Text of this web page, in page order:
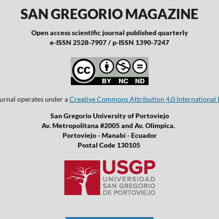
SAN GREGORIO MAGAZINE
Open access scientific journal published quarterly
e-ISSN 2528-7907 / p-ISSN 1390-7247
operates under aCreative Commons Attribution 4.0 International
San Gregorio University of Portoviejo
Av. Metropolitana #2005 and Av. Olimpica.
Portoviejo - Manabí - Ecuador
Postal Code 130105